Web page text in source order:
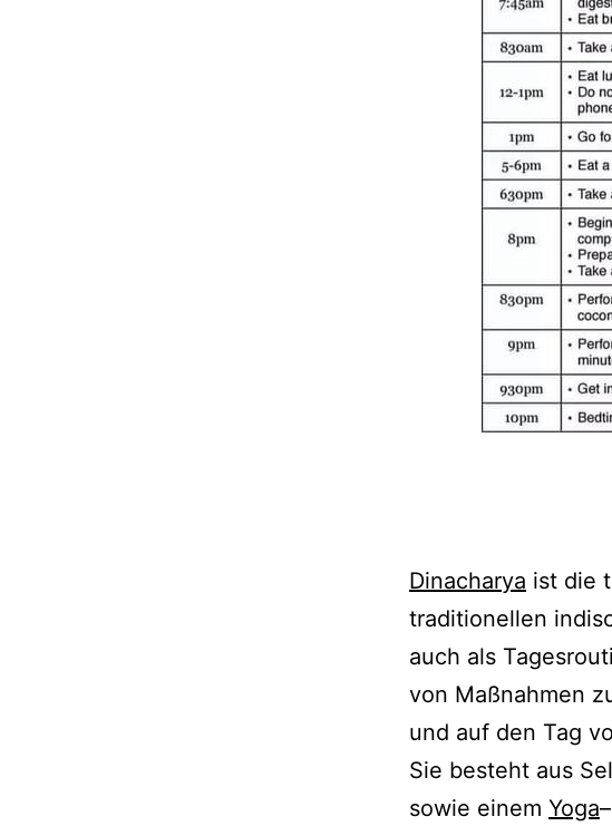
Dinacharya ist die
traditionellen
auch als
von Maßnahmen
und auf den Tag
Sie besteht aus
sowie einem Yoga